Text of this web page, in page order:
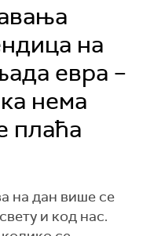
на
евра –
нема
плаћа
на дан више се
и код нас.